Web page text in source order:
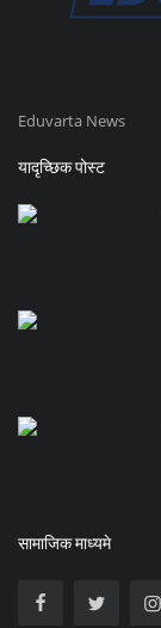
Eduvarta News
यादृच्छिक पोस्ट
सामाजिक माध्यमे